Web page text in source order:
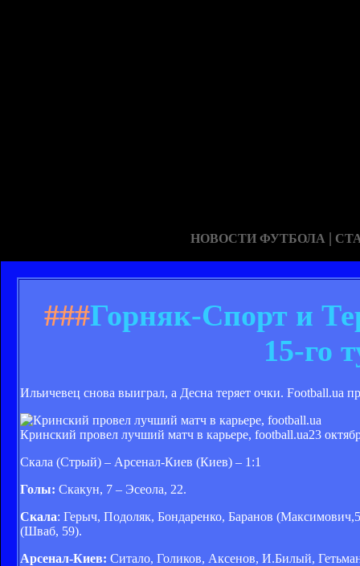
НОВОСТИ ФУТБОЛА |
###Горняк-Спорт и
15-го
Ильичевец снова выиграл, а Десна теряет очки. Football.ua
Кринский провел лучший матч в карьере, football.ua23
Скала (Стрый) – Арсенал-Киев (Киев) – 1:1
Голы: Скакун, 7 – Эсеола, 22.
Скала: Герыч, Подоляк, Бондаренко, Баранов
(Шваб, 59).
Арсенал-Киев: Ситало, Голиков, Аксенов, И.Билый,